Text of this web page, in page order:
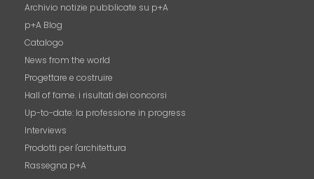
Archivio notizie pubblicate su p+A
p+A Blog
Catalogo
News from the world
Progettare e costruire
Hall of fame. i risultati dei concorsi
Up-to-date: la professione in progress
Interviews
Prodotti per l'architettura
Rassegna p+A